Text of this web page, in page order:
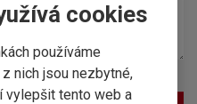
cookies
používáme
nich jsou nezbytné,
vylepšit tento web a